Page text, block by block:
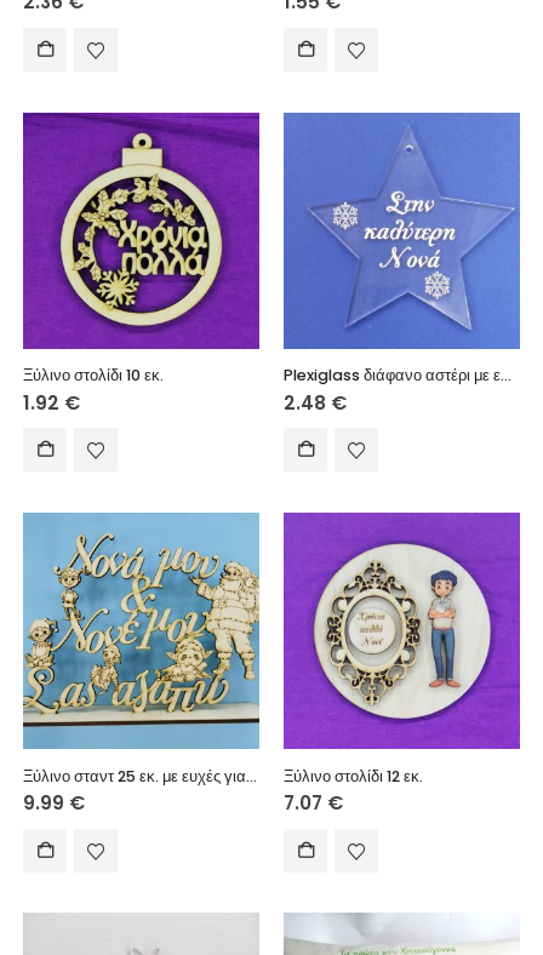
Ξύλινο στολίδι 10 εκ.
1.92 €
Plexiglass διάφανο αστέρι με ευχές (Στην καλύτερη Νονά) 8 εκ.
2.48 €
Ξύλινο σταντ 25 εκ. με ευχές για νονούς
9.99 €
Ξύλινο στολίδι 12 εκ.
7.07 €